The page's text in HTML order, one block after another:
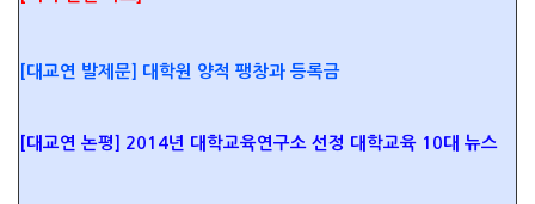
[대교연 발제문] 대학원 양적 팽창과 등록금
[대 교연 논평] 2014년 대학교육연구소 선정 대학교육 10대 뉴스